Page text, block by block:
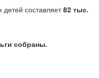
составляет82 тыс.
собраны.